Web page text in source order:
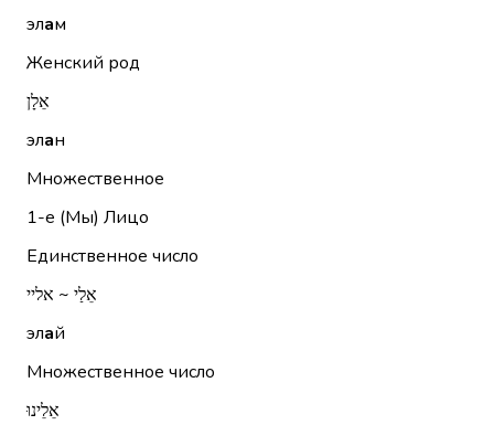
элам
Женский род
אֵלָן
элан
Множественное
1-е (Мы) Лицо
Единственное число
אֵלַי ~ אליי
элай
Множественное число
אֵלֵינוּ